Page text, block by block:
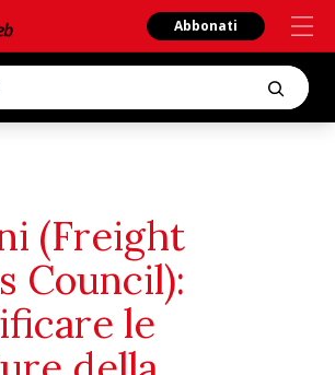
Abbonati
(Freight
Council):
le